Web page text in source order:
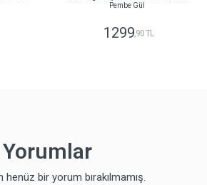
Pembe Gül
1299,90 TL
Yorumlar
henüz bir yorum bırakılmamış.